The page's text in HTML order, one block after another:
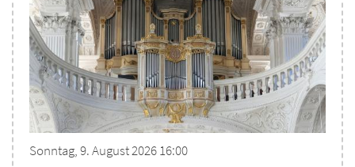
Sonntag, 9. August 2026 16:00